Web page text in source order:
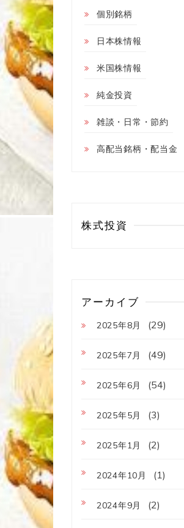
個別銘柄
日本株情報
米国株情報
純金投資
雑談・日常・節約
高配当銘柄・配当金
株式投資
アーカイブ
2025年8月 (29)
2025年7月 (49)
2025年6月 (54)
2025年5月 (3)
2025年1月 (2)
2024年10月 (1)
2024年9月 (2)